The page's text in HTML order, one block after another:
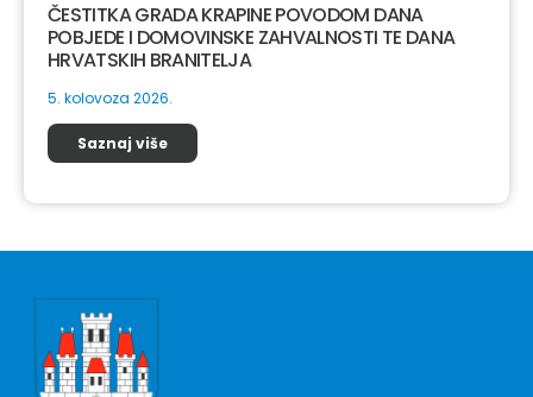
ČESTITKA GRADA KRAPINE POVODOM DANA
POBJEDE I DOMOVINSKE ZAHVALNOSTI TE DANA
HRVATSKIH BRANITELJA
5. kolovoza 2026.
Saznaj više